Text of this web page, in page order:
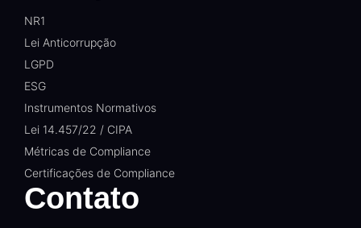
NR1
Lei Anticorrupção
LGPD
ESG
Instrumentos Normativos
Lei 14.457/22 / CIPA
Métricas de Compliance
Certificações de Compliance
Contato